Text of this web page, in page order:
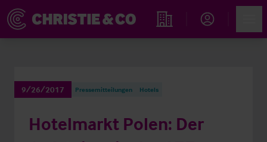
Immobiliensuche
9/26/2017 Pressemitteilungen Hotels
Hotelmarkt Polen: Der